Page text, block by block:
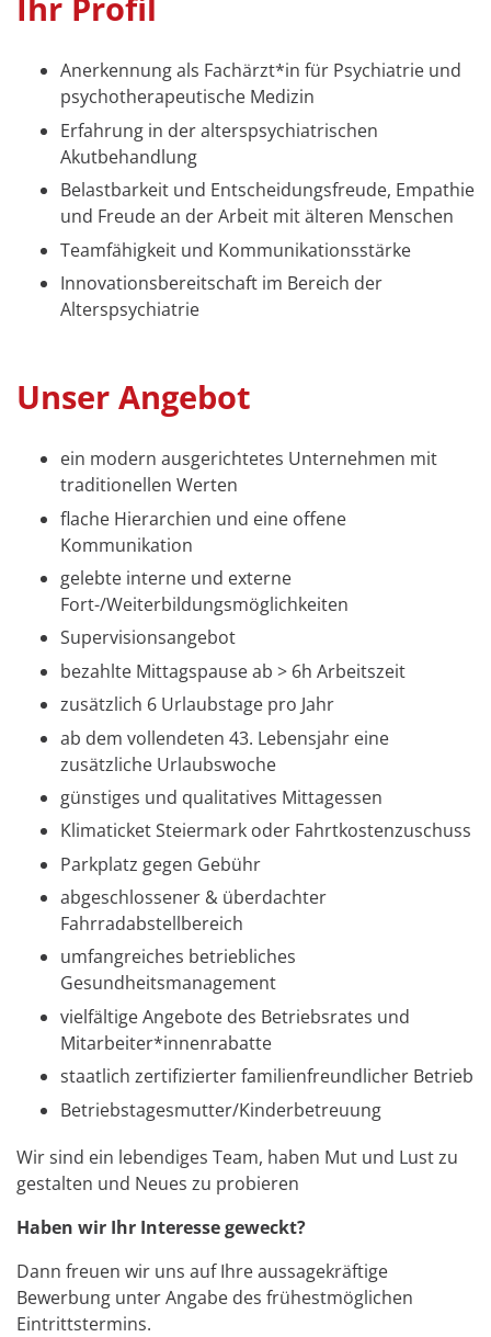
Anerkennung als Fachärzt*in für Psychiatrie und
psychotherapeutische Medizin
Erfahrung in der alterspsychiatrischen
Akutbehandlung
Belastbarkeit und Entscheidungsfreude, Empathie
und Freude an der Arbeit mit älteren Menschen
Teamfähigkeit und Kommunikationsstärke
Innovationsbereitschaft im Bereich der
Alterspsychiatrie
Unser Angebot
ein modern ausgerichtetes Unternehmen mit
traditionellen Werten
flache Hierarchien und eine offene
Kommunikation
gelebte interne und externe
Fort-/Weiterbildungsmöglichkeiten
Supervisionsangebot
bezahlte Mittagspause ab > 6h Arbeitszeit
zusätzlich 6 Urlaubstage pro Jahr
ab dem vollendeten 43. Lebensjahr eine
zusätzliche Urlaubswoche
günstiges und qualitatives Mittagessen
Klimaticket Steiermark oder Fahrtkostenzuschuss
Parkplatz gegen Gebühr
abgeschlossener & überdachter
Fahrradabstellbereich
umfangreiches betriebliches
Gesundheitsmanagement
vielfältige Angebote des Betriebsrates und
Mitarbeiter*innenrabatte
staatlich zertifizierter familienfreundlicher Betrieb
Betriebstagesmutter/Kinderbetreuung
Wir sind ein lebendiges Team, haben Mut und Lust zu
gestalten und Neues zu probieren
Haben wir Ihr Interesse geweckt?
Dann freuen wir uns auf Ihre aussagekräftige
Bewerbung unter Angabe des frühestmöglichen
Eintrittstermins.